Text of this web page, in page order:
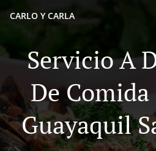
CARLO Y CARLA
Servicio A
De
Guayaquil